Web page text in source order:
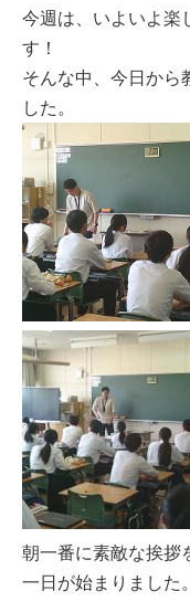
今週は、いよいよ楽
す！
そんな中、今日から
した。
朝一番に素敵な挨拶
一日が始まりました。